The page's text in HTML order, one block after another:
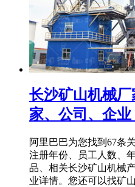
长沙矿山机械
家、公司、企业
阿里巴巴为您找到67条
注册年份、员工人数、
品、相关长沙矿山机械
业详情。您还可以找矿